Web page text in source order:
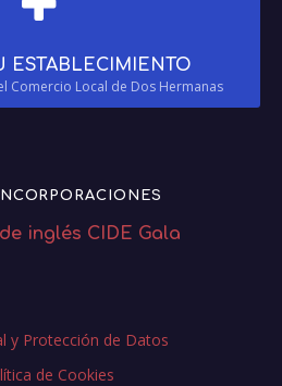
ESTABLECIMIENTO
Comercio Local de Dos Hermanas
inglés CIDE Gala
y Protección de Datos
de Cookies